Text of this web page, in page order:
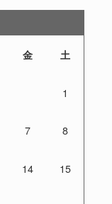
金 土
1
7 8
14 15